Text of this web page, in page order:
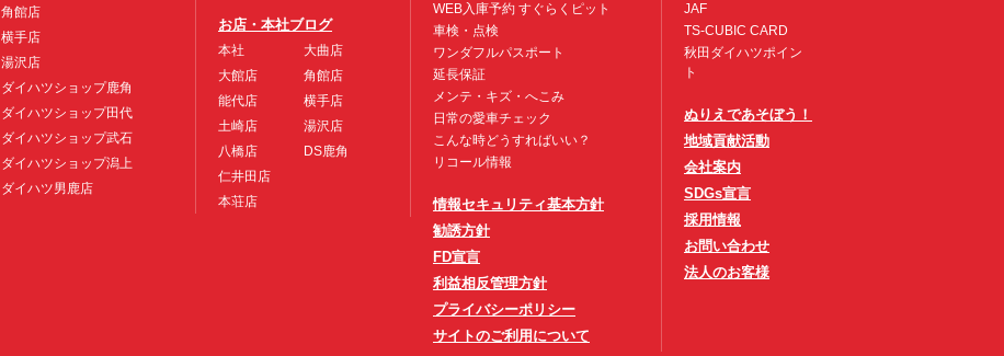
角館店
横手店
湯沢店
ダイハツショップ鹿角
ダイハツショップ田代
ダイハツショップ武石
ダイハツショップ潟上
ダイハツ男鹿店
お店・本社ブログ
本社
大館店
能代店
土崎店
八橋店
仁井田店
本荘店
大曲店
角館店
横手店
湯沢店
DS鹿角
WEB入庫予約 すぐらくピット
車検・点検
ワンダフルパスポート
延長保証
メンテ・キズ・へこみ
日常の愛車チェック
こんな時どうすればいい？
リコール情報
情報セキュリティ基本方針
勧誘方針
FD宣言
利益相反管理方針
プライバシーポリシー
サイトのご利用について
JAF
TS-CUBIC CARD
秋田ダイハツポイン
ト
ぬりえであそぼう！
地域貢献活動
会社案内
SDGs宣言
採用情報
お問い合わせ
法人のお客様